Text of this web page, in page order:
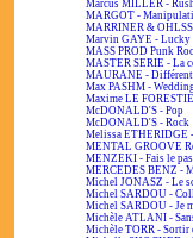
Marcus MILLER -
MARGOT -
MARRINER &
Marvin GAYE - Lucky
MASS PROD Punk
MASTER SERIE - La
MAURANE -
Max PASHM -
Maxime LE
McDONALD'S - Pop
McDONALD'S - Rock
Melissa ETHERIDGE
MENTAL GROOVE
MENZEKI - Fais le pas
MERCEDES BENZ -
Michel JONASZ - Le
Michel SARDOU -
Michel SARDOU - Je
Michèle ATLANI -
Michèle TORR - Sortir